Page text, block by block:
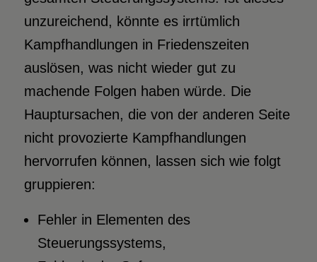
unzureichend, könnte es irrtümlich
Kampfhandlungen in Friedenszeiten
auslösen, was nicht wieder gut zu
machende Folgen haben würde. Die
Hauptursachen, die von der anderen Seite
nicht provozierte Kampfhandlungen
hervorrufen können, lassen sich wie folgt
gruppieren:
Fehler in Elementen des
Steuerungssystems,